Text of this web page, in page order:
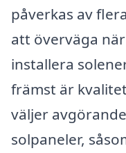
påverkas av
att överväga
installera
främst är
väljer
solpaneler,